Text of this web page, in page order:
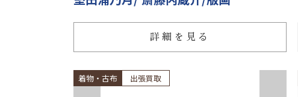
詳細を見る
着物・古布 出張買取